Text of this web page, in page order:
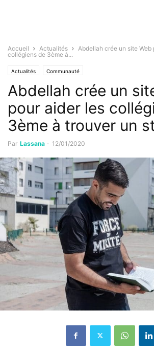
Accueil Actualités
Abdellah crée un site Web
collégiens de 3ème à...
Actualités Communauté
Abdellah crée un
pour aider les
3ème à trouver un
Par Lassana - 12/01/2020